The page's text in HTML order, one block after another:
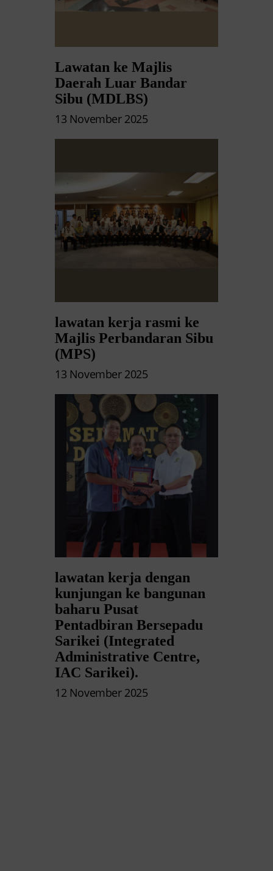
Lawatan ke Majlis
Daerah Luar Bandar
Sibu (MDLBS)
13 November 2025
lawatan kerja rasmi ke
Majlis Perbandaran Sibu
(MPS)
13 November 2025
lawatan kerja dengan
kunjungan ke bangunan
baharu Pusat
Pentadbiran Bersepadu
Sarikei (Integrated
Administrative Centre,
IAC Sarikei).
12 November 2025